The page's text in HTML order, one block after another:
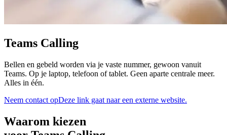
Teams Calling
Bellen en gebeld worden via je vaste nummer, gewoon vanuit
Teams. Op je laptop, telefoon of tablet. Geen aparte centrale meer.
Alles in één.
Neem contact opDeze link gaat naar een externe website.
Waarom kiezen